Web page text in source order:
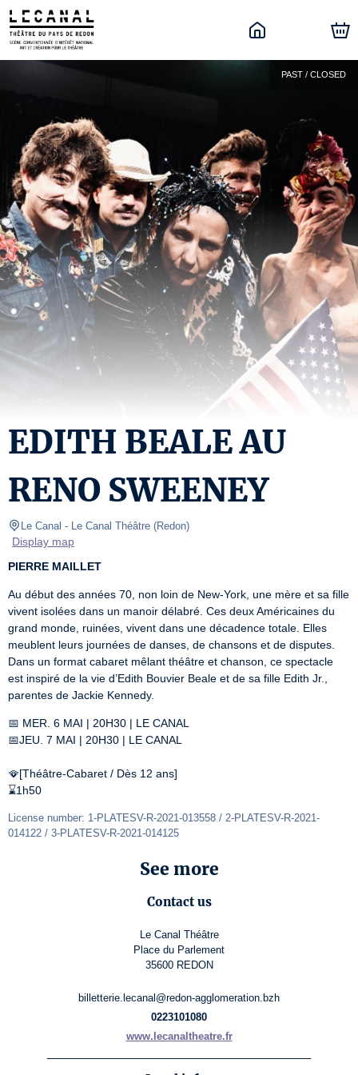
PAST / CLOSED
EDITH BEALE AU
RENO SWEENEY
Le Canal - Le Canal Théâtre (Redon)
Display map
PIERRE MAILLET
Au début des années 70, non loin de New-York, une mère et sa fille
vivent isolées dans un manoir délabré. Ces deux Américaines du
grand monde, ruinées, vivent dans une décadence totale. Elles
meublent leurs journées de danses, de chansons et de disputes.
Dans un format cabaret mêlant théâtre et chanson, ce spectacle
est inspiré de la vie d’Edith Bouvier Beale et de sa fille Edith Jr.,
parentes de Jackie Kennedy.
📅 MER. 6 MAI | 20H30 | LE CANAL
📅JEU. 7 MAI | 20H30 | LE CANAL
🪭[Théâtre-Cabaret / Dès 12 ans]
⌛1h50
License number: 1-PLATESV-R-2021-013558 / 2-PLATESV-R-2021-
014122 / 3-PLATESV-R-2021-014125
See more
Contact us
Le Canal Théâtre
Place du Parlement
35600 REDON
billetterie.lecanal@redon-agglomeration.bzh
0223101080
www.lecanaltheatre.fr